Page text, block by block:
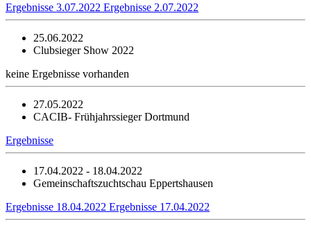
Ergebnisse 3.07.2022 Ergebnisse 2.07.2022
25.06.2022
Clubsieger Show 2022
keine Ergebnisse vorhanden
27.05.2022
CACIB- Frühjahrssieger Dortmund
Ergebnisse
17.04.2022 - 18.04.2022
Gemeinschaftszuchtschau Eppertshausen
Ergebnisse 18.04.2022 Ergebnisse 17.04.2022